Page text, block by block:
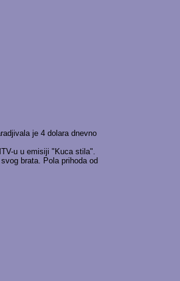
je 4 dolara dnevno
u u emisiji "Kuca stila".
brata. Pola prihoda od